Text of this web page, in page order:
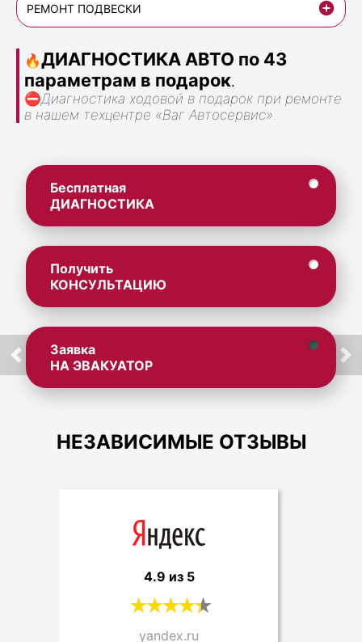
РЕМОНТ ПОДВЕСКИ
🔥ДИАГНОСТИКА АВТО по 43
параметрам в подарок.
⛔Диагностика ходовой в подарок при ремонте
в нашем техцентре «Ваг Автосервис».
Бесплатная
ДИАГНОСТИКА
Получить
КОНСУЛЬТАЦИЮ
Заявка
НА ЭВАКУАТОР
НЕЗАВИСИМЫЕ ОТЗЫВЫ
4.9 из 5
yandex.ru